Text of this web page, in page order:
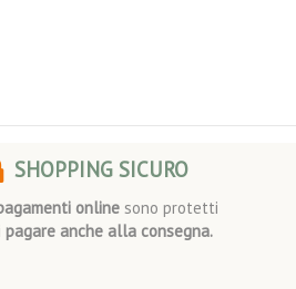
SHOPPING SICURO
onlinesono protetti
pagare anche alla consegna.